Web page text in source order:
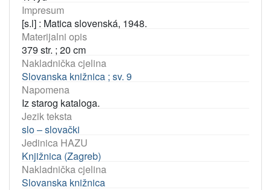
Impresum
[s.l] : Matica slovenská, 1948.
Materijalni opis
379 str. ; 20 cm
Nakladnička cjelina
Slovanska knižnica ; sv. 9
Napomena
Iz starog kataloga.
Jezik teksta
slo – slovački
Jedinica HAZU
Knjižnica (Zagreb)
Nakladnička cjelina
Slovanska knižnica